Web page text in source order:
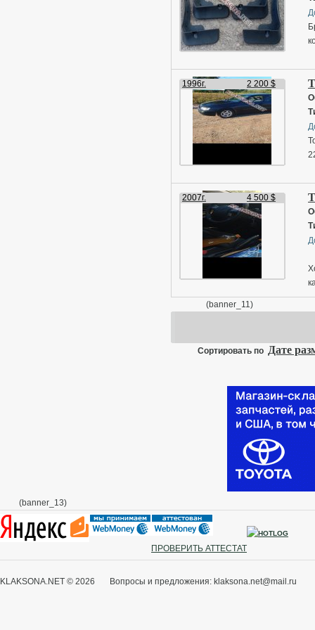
1996г. 2 200 $
2007г. 4 500 $
(banner_11)
Сортировать по Дате
(banner_13)
ПРОВЕРИТЬ АТТЕСТАТ
KLAKSONA.NET © 2026 Вопросы и предложения: klaksona.net@mail.ru